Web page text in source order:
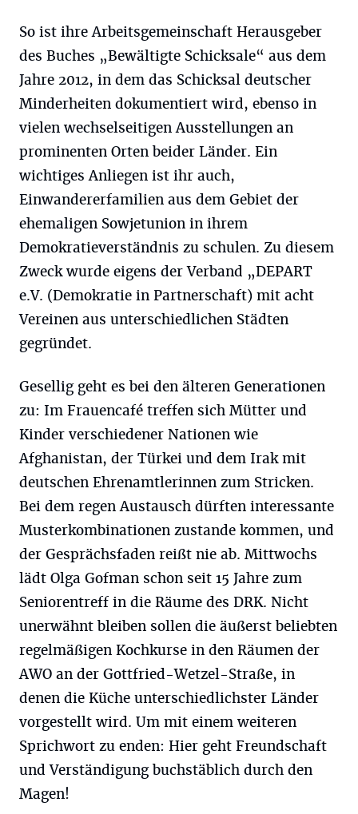
So ist ihre Arbeitsgemeinschaft Herausgeber
des Buches „Bewältigte Schicksale“ aus dem
Jahre 2012, in dem das Schicksal deutscher
Minderheiten dokumentiert wird, ebenso in
vielen wechselseitigen Ausstellungen an
prominenten Orten beider Länder. Ein
wichtiges Anliegen ist ihr auch,
Einwandererfamilien aus dem Gebiet der
ehemaligen Sowjetunion in ihrem
Demokratieverständnis zu schulen. Zu diesem
Zweck wurde eigens der Verband „DEPART
e.V. (Demokratie in Partnerschaft) mit acht
Vereinen aus unterschiedlichen Städten
gegründet.
Gesellig geht es bei den älteren Generationen
zu: Im Frauencafé treffen sich Mütter und
Kinder verschiedener Nationen wie
Afghanistan, der Türkei und dem Irak mit
deutschen Ehrenamtlerinnen zum Stricken.
Bei dem regen Austausch dürften interessante
Musterkombinationen zustande kommen, und
der Gesprächsfaden reißt nie ab. Mittwochs
lädt Olga Gofman schon seit 15 Jahre zum
Seniorentreff in die Räume des DRK. Nicht
unerwähnt bleiben sollen die äußerst beliebten
regelmäßigen Kochkurse in den Räumen der
AWO an der Gottfried-Wetzel-Straße, in
denen die Küche unterschiedlichster Länder
vorgestellt wird. Um mit einem weiteren
Sprichwort zu enden: Hier geht Freundschaft
und Verständigung buchstäblich durch den
Magen!